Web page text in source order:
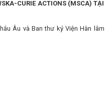
CURIE ACTIONS (MSCA) TẠI
Âu và Ban thư ký Viện Hàn lâm